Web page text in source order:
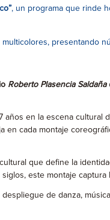
, un programa que rinde
presentando
Roberto Plasencia Saldaña
años en la escena
cada montaje
que define la
este montaje captura
de danza,